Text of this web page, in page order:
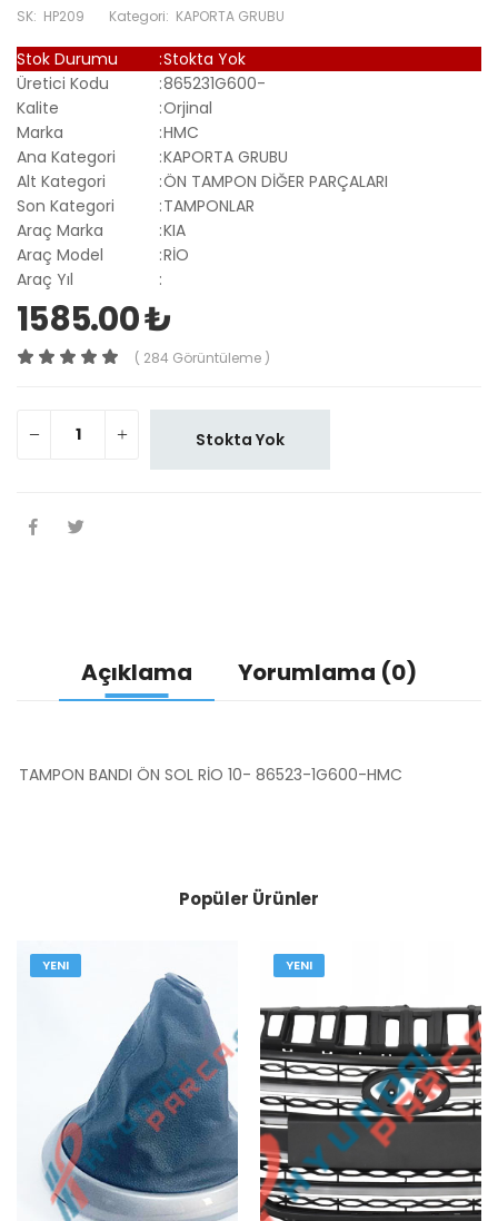
SK: HP209 Kategori: KAPORTA GRUBU
Stok Durumu :Stokta Yok
Üretici Kodu
:865231G600-
Kalite
:Orjinal
Marka
:HMC
Ana Kategori
:KAPORTA GRUBU
Alt Kategori
:ÖN TAMPON DİĞER PARÇALARI
Son Kategori
:TAMPONLAR
Araç Marka
:KIA
Araç Model
:RİO
Araç Yıl
:
1585.00 ₺
( 284 Görüntüleme )
Stokta Yok
Açıklama Yorumlama (0)
TAMPON BANDI ÖN SOL RİO 10- 86523-1G600-HMC
Popüler Ürünler
YENI YENI